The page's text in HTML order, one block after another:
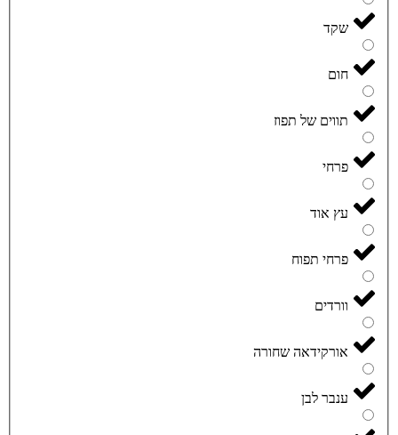
שקד
חום
תווים של תפוז
פרחי
עץ אוד
פרחי תפוח
וורדים
אורקידאה שחורה
ענבר לבן